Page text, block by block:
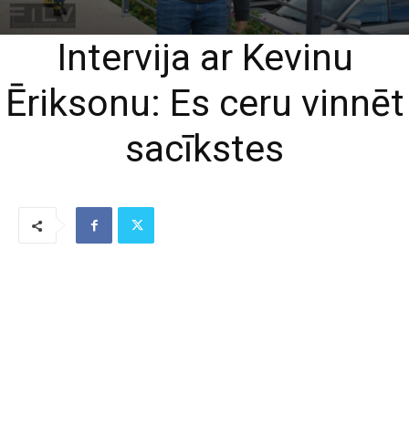
Intervija ar Kevinu
Ēriksonu: Es ceru vinnēt
sacīkstes